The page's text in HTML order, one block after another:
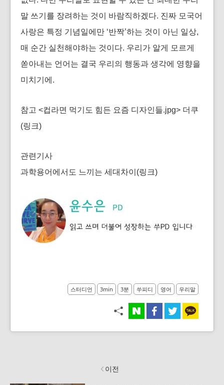
말 쓰기를 장려하는 것이 바람직하겠다. 진짜 모국어
사랑은 특정 기념일에만 ‘반짝’하는 것이 아닌 일상,
매 순간 실천해야하는 것이다. 우리가 알게 모르게
쏟아내는 언어는 결국 우리의 행동과 생각에 영향을
미치기에.
참고 <컵라면 먹기도 힘든 요즘 디자인들.jpg> 더쿠
(링크)
관련기사
과학용어에서도 느끼는 세대차이(링크)
스터디언 3min 3분 쑤피디 영어 우리말
이전